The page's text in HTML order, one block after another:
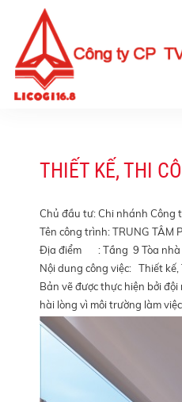
THIẾT KẾ, THI
Chủ đầu tư: Chi nhánh Công
Tên công trình: TRUNG TÂM
Địa điểm : Tầng 9 Tòa nhà
Nội dung công việc: Thiết
Bản vẽ được thực hiện bởi
hài lòng vì môi trường làm